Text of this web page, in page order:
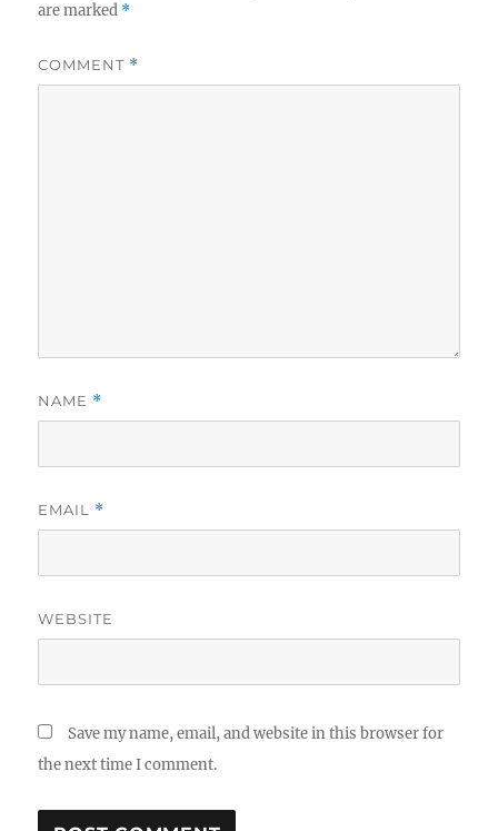
are marked *
COMMENT *
NAME *
EMAIL *
WEBSITE
Save my name, email, and website in this browser for
the next time I comment.